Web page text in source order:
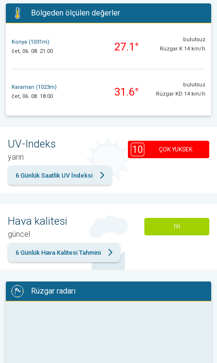
Bölgeden ölçülen değerler
Konya (1031m)
čet, 06. 08. 21:00
27.1°
bulutsuz
Rüzgar K 14 km/h
Karaman (1023m)
čet, 06. 08. 18:00
31.6°
bulutsuz
Rüzgar KD 14 km/h
UV-Indeks
yarın
10 ÇOK YUKSEK
6 Günlük Saatlik UV İndeksi
Hava kalitesi
güncel
IYI
6 Günlük Hava Kalitesi Tahmini
Rüzgar radarı